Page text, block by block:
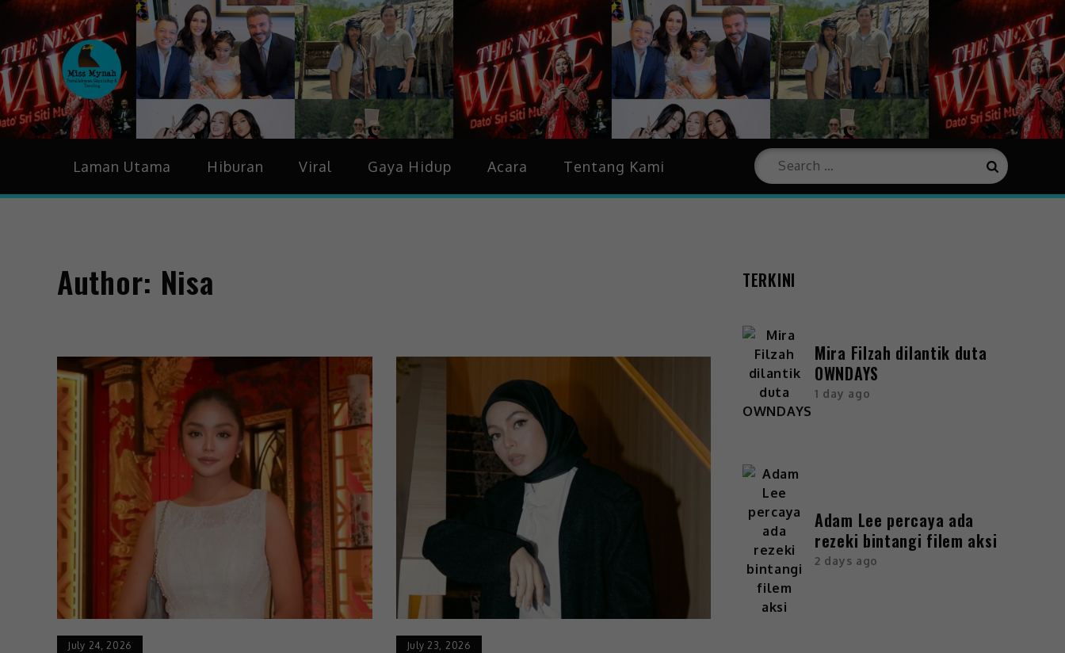
MissMynah
Portal Hiburan, Gaya Hidup & Trending
Laman Utama Hiburan Viral Gaya Hidup Acara Tentang Kami
Author: Nisa
July 24, 2026 July 23, 2026
TERKINI
Mira Filzah dilantik duta
OWNDAYS
1 day ago
Adam Lee percaya ada
rezeki bintangi filem aksi
2 days ago